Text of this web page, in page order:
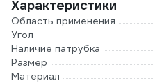
Характеристики
Область применения
Угол
Наличие патрубка
Размер
Материал